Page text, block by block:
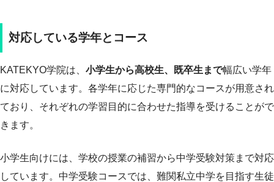
対応している学年とコース
KATEKYO学院は、 小学生から高校生、既卒生まで幅広い学年
に対応しています。各学年に応じた専門的なコースが用意され
ており、それぞれの学習目的に合わせた指導を受けることがで
きます。
小学生向けには、学校の授業の補習から中学受験対策まで対応
しています。中学受験コースでは、難関私立中学を目指す生徒